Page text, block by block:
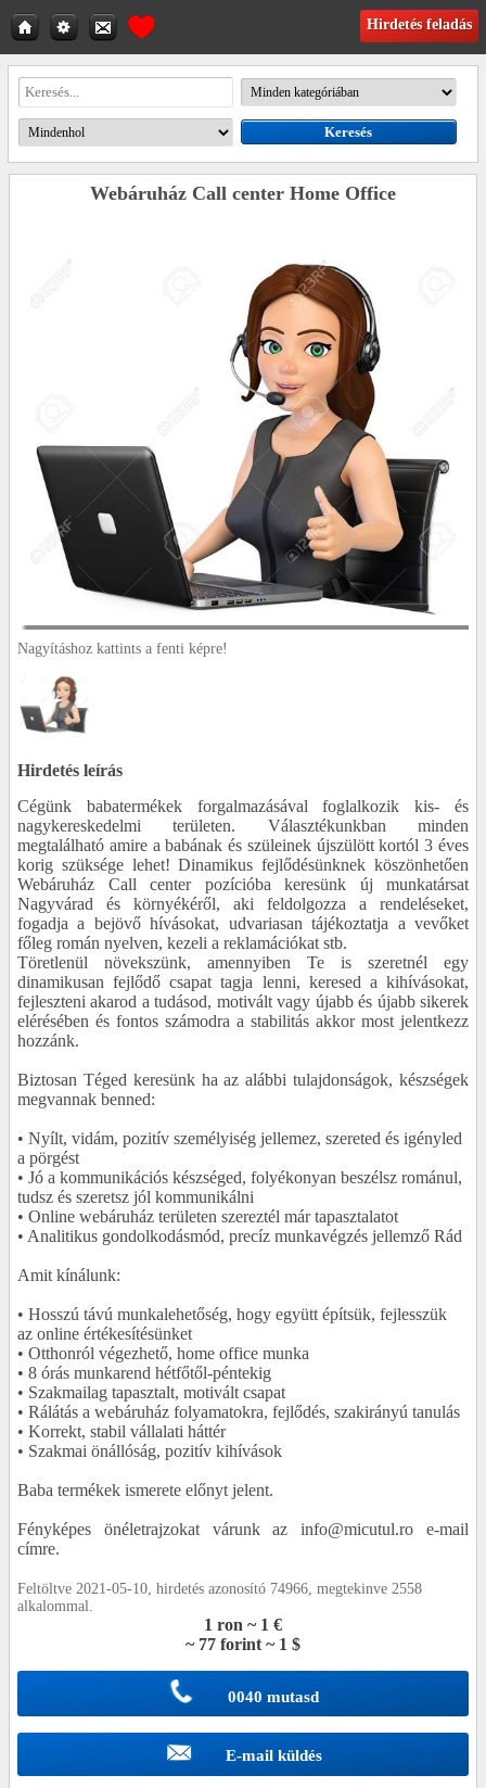
Hirdetés feladás
Webáruház Call center Home Office
Nagyításhoz kattints a fenti képre!
Hirdetés leírás
Cégünk babatermékek forgalmazásával foglalkozik kis- és
nagykereskedelmi területen. Választékunkban minden
megtalálható amire a babának és szüleinek újszülött kortól 3 éves
korig szüksége lehet! Dinamikus fejlődésünknek köszönhetően
Webáruház Call center pozícióba keresünk új munkatársat
Nagyvárad és környékéről, aki feldolgozza a rendeléseket,
fogadja a bejövő hívásokat, udvariasan tájékoztatja a vevőket
főleg román nyelven, kezeli a reklamációkat stb.
Töretlenül növekszünk, amennyiben Te is szeretnél egy
dinamikusan fejlődő csapat tagja lenni, keresed a kihívásokat,
fejleszteni akarod a tudásod, motivált vagy újabb és újabb sikerek
elérésében és fontos számodra a stabilitás akkor most jelentkezz
hozzánk.
Biztosan Téged keresünk ha az alábbi tulajdonságok, készségek
megvannak benned:
• Nyílt, vidám, pozitív személyiség jellemez, szereted és igényled
a pörgést
• Jó a kommunikációs készséged, folyékonyan beszélsz románul,
tudsz és szeretsz jól kommunikálni
• Online webáruház területen szereztél már tapasztalatot
• Analitikus gondolkodásmód, precíz munkavégzés jellemző Rád
Amit kínálunk:
• Hosszú távú munkalehetőség, hogy együtt építsük, fejlesszük
az online értékesítésünket
• Otthonról végezhető, home office munka
• 8 órás munkarend hétfőtől-péntekig
• Szakmailag tapasztalt, motivált csapat
• Rálátás a webáruház folyamatokra, fejlődés, szakirányú tanulás
• Korrekt, stabil vállalati háttér
• Szakmai önállóság, pozitív kihívások
Baba termékek ismerete előnyt jelent.
Fényképes önéletrajzokat várunk az info@micutul.ro e-mail
címre.
Feltöltve 2021-05-10, hirdetés azonosító 74966, megtekinve 2558
alkalommal.
1 ron ~ 1 €
~ 77 forint ~ 1 $
0040 mutasd
E-mail küldés